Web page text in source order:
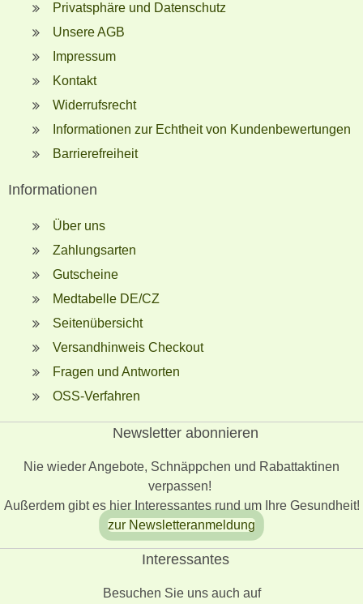
Privatsphäre und Datenschutz
Unsere AGB
Impressum
Kontakt
Widerrufsrecht
Informationen zur Echtheit von Kundenbewertungen
Barrierefreiheit
Informationen
Über uns
Zahlungsarten
Gutscheine
Medtabelle DE/CZ
Seitenübersicht
Versandhinweis Checkout
Fragen und Antworten
OSS-Verfahren
Newsletter abonnieren
Nie wieder Angebote, Schnäppchen und Rabattaktinen
verpassen!
Außerdem gibt es hier Interessantes rund um Ihre Gesundheit!
zur Newsletteranmeldung
Interessantes
Besuchen Sie uns auch auf